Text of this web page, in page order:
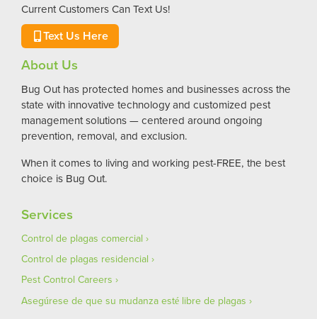
Current Customers Can Text Us!
Text Us Here
About Us
Bug Out has protected homes and businesses across the
state with innovative technology and customized pest
management solutions — centered around ongoing
prevention, removal, and exclusion.
When it comes to living and working pest-FREE, the best
choice is Bug Out.
Services
Control de plagas comercial
Control de plagas residencial
Pest Control Careers
Asegúrese de que su mudanza esté libre de plagas